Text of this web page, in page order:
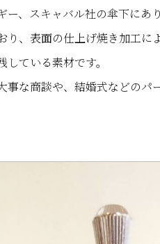
、スキャバル社の傘下にあり
り、表面の仕上げ焼き加工
ている素材です。
事な商談や、結婚式などのパ